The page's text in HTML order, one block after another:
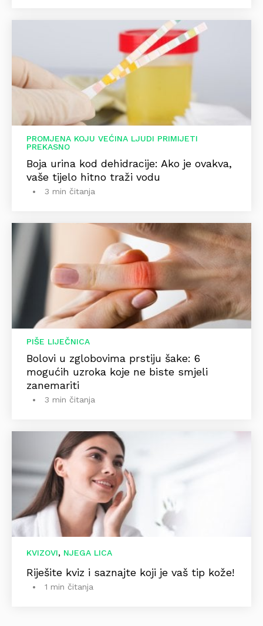
PROMJENA KOJU VEĆINA LJUDI PRIMIJETI
PREKASNO
Boja urina kod dehidracije: Ako je ovakva,
vaše tijelo hitno traži vodu
3 min čitanja
PIŠE LIJEČNICA
Bolovi u zglobovima prstiju šake: 6
mogućih uzroka koje ne biste smjeli
zanemariti
3 min čitanja
KVIZOVI, NJEGA LICA
Riješite kviz i saznajte koji je vaš tip kože!
1 min čitanja